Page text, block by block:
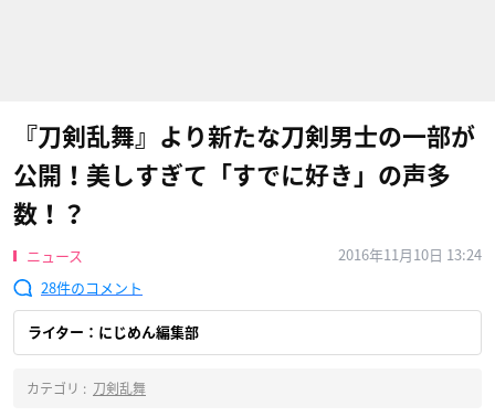
『刀剣乱舞』より新たな刀剣男士の一部が
公開！美しすぎて「すでに好き」の声多
数！？
ニュース
2016年11月10日 13:24
28
ライター：にじめん編集部
カテゴリ : 刀剣乱舞